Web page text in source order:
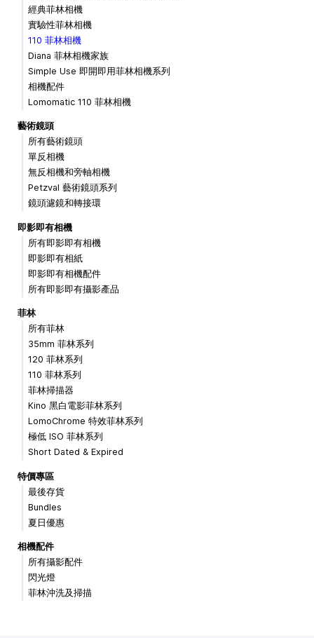
經典菲林相機
實驗性菲林相機
110 菲林相機
Diana 菲林相機家族
Simple Use 即開即用菲林相機系列
相機配件
Lomomatic 110 菲林相機
藝術鏡頭
所有藝術鏡頭
單反相機
無反相機和旁軸相機
Petzval 藝術鏡頭系列
鏡頭濾鏡和轉接環
即影即有相機
所有即影即有相機
即影即有相紙
即影即有相機配件
所有即影即有攝影產品
菲林
所有菲林
35mm 菲林系列
120 菲林系列
110 菲林系列
菲林掃描器
Kino 黑白電影菲林系列
LomoChrome 特效菲林系列
極低 ISO 菲林系列
Short Dated & Expired
特價專區
最後存貨
Bundles
夏日優惠
相機配件
所有攝影配件
閃光燈
菲林沖洗及掃描